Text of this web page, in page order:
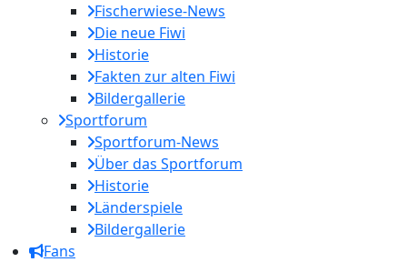
Fischerwiese-News
Die neue Fiwi
Historie
Fakten zur alten Fiwi
Bildergallerie
Sportforum
Sportforum-News
Über das Sportforum
Historie
Länderspiele
Bildergallerie
Fans